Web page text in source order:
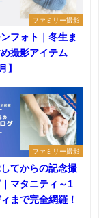
ファミリー撮影
フォト｜冬生ま
撮影アイテム
】
ファミリー撮影
てからの記念撮
マタニティ～1
まで完全網羅！